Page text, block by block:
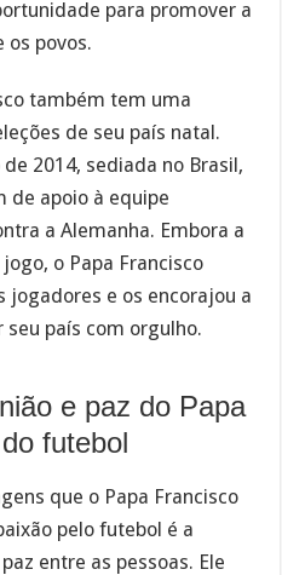
para promover a
os povos.
também tem uma
de seu país natal.
2014, sediada no Brasil,
de apoio à equipe
a Alemanha. Embora a
o Papa Francisco
jogadores e os encorajou a
país com orgulho.
e paz do Papa
futebol
que o Papa Francisco
pelo futebol é a
entre as pessoas. Ele